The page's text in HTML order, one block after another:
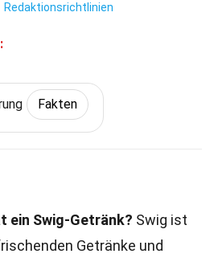
Redaktionsrichtlinien
Fakten
ein Swig-Getränk? Swig ist
Getränke und